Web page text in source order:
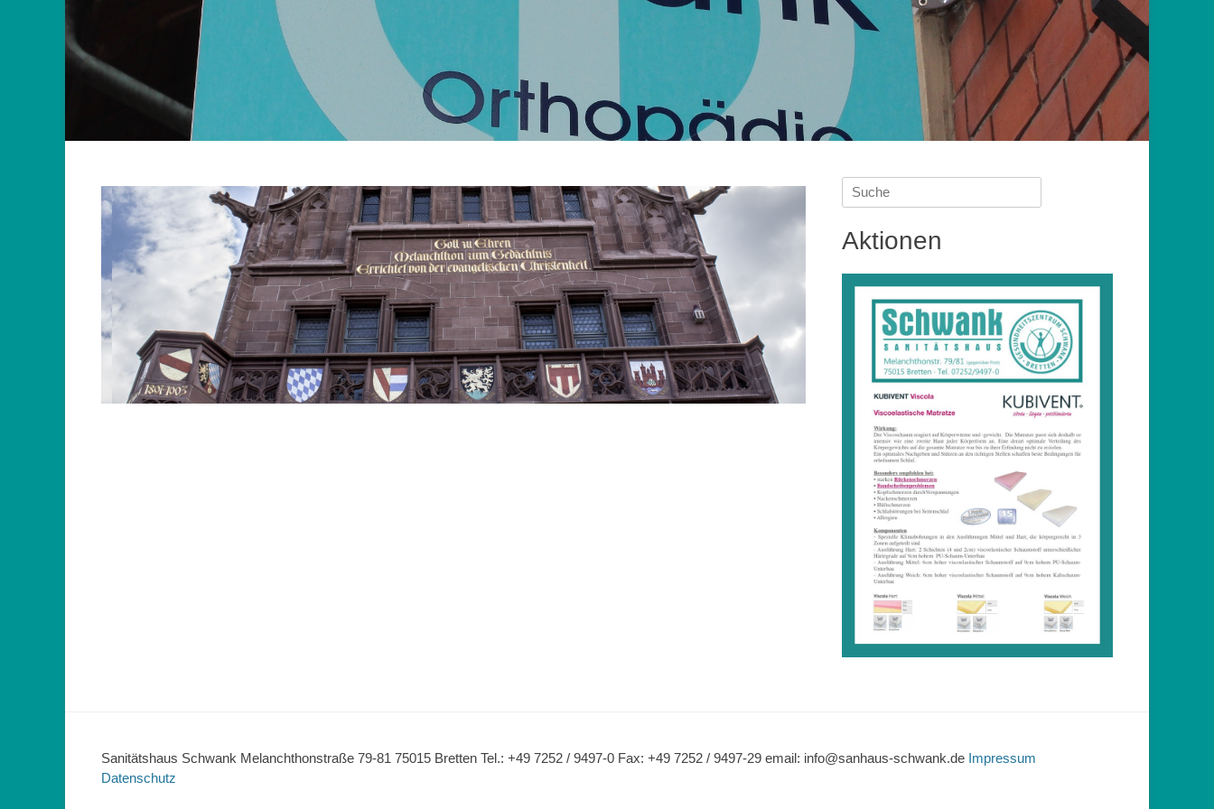
Suche
nach:
Aktionen
Sanitätshaus Schwank Melanchthonstraße 79-81 75015 Bretten Tel.: +49 7252 / 9497-0 Fax: +49 7252 / 9497-29 email: info@sanhaus-schwank.de Impressum
Datenschutz